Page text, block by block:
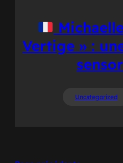
Vertige » :
Uncategorized